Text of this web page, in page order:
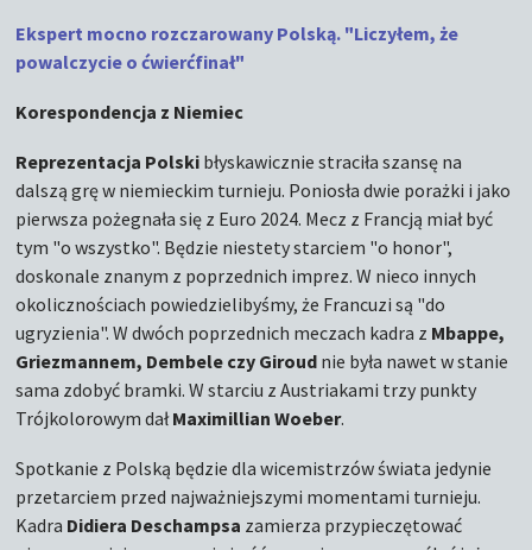
Ekspert mocno rozczarowany Polską. "Liczyłem, że
powalczycie o ćwierćfinał"
Korespondencja z Niemiec
Reprezentacja Polski błyskawicznie straciła szansę na
dalszą grę w niemieckim turnieju. Poniosła dwie porażki i jako
pierwsza pożegnała się z Euro 2024. Mecz z Francją miał być
tym "o wszystko". Będzie niestety starciem "o honor",
doskonale znanym z poprzednich imprez. W nieco innych
okolicznościach powiedzielibyśmy, że Francuzi są "do
ugryzienia". W dwóch poprzednich meczach kadra z Mbappe,
Griezmannem, Dembele czy Giroud nie była nawet w stanie
sama zdobyć bramki. W starciu z Austriakami trzy punkty
Trójkolorowym dałMaximillian Woeber.
Spotkanie z Polską będzie dla wicemistrzów świata jedynie
przetarciem przed najważniejszymi momentami turnieju.
Kadra Didiera Deschampsa zamierza przypieczętować